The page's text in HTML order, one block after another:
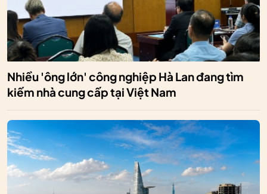
Nhiều 'ông lớn' công nghiệp Hà Lan đang tìm
kiếm nhà cung cấp tại Việt Nam